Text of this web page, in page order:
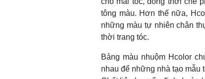
tông màu. Hơn thế nữa,
những màu tự nhiên chân
thời trang tóc.
Bảng màu nhuộm Hcolor
nhau để những nhà tạo mẫu